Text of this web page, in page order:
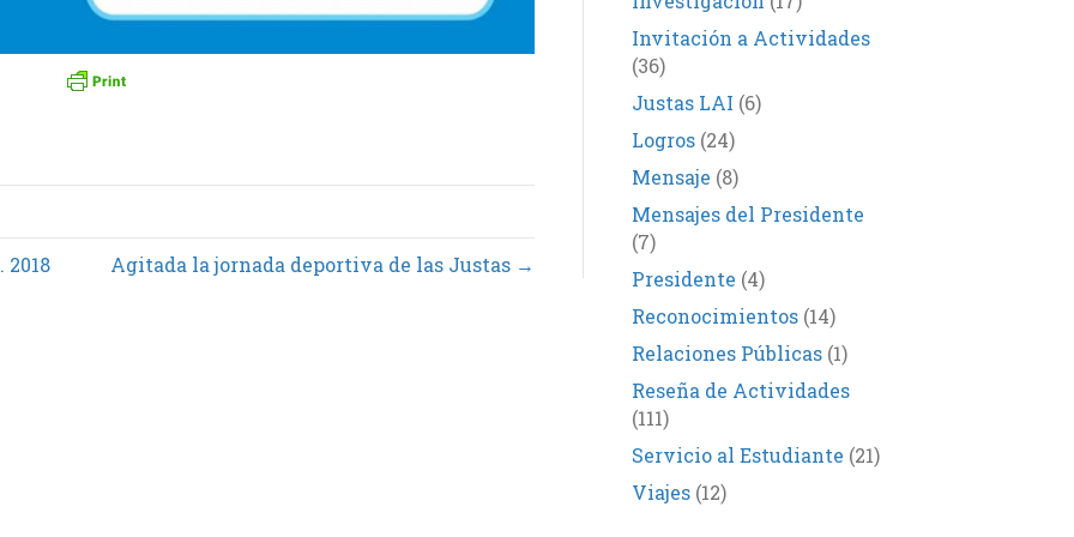
Agitada la jornada deportiva de las Justas →
Invitación a Actividades
(36)
Justas LAI (6)
Logros(24)
Mensaje (8)
Mensajes del Presidente
(7)
Presidente (4)
Reconocimientos(14)
Relaciones Públicas(1)
Reseña de Actividades
(111)
Servicio al Estudiante (21)
Viajes(12)